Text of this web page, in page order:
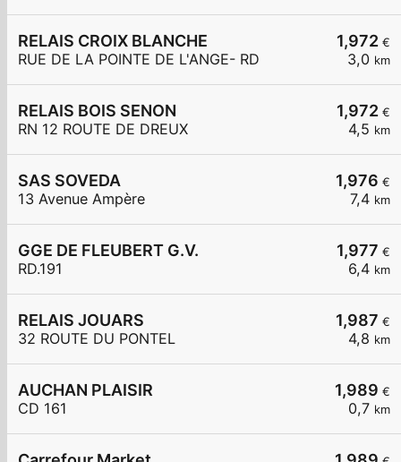
1,972 €
3,0 km
RELAIS CROIX BLANCHE
RUE DE LA POINTE DE L'ANGE- RD
1,972 €
4,5 km
RELAIS BOIS SENON
RN 12 ROUTE DE DREUX
1,976 €
7,4 km
SAS SOVEDA
13 Avenue Ampère
1,977 €
6,4 km
GGE DE FLEUBERT G.V.
RD.191
1,987 €
4,8 km
RELAIS JOUARS
32 ROUTE DU PONTEL
1,989 €
0,7 km
AUCHAN PLAISIR
CD 161